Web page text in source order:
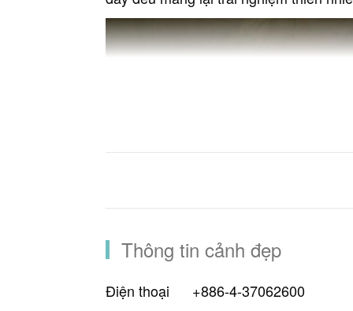
Thông tin cảnh đẹp
Điện thoại
+886-4-37062600